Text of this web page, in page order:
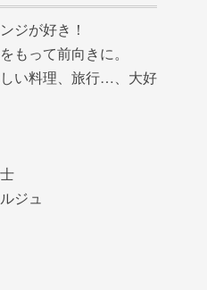
ジが好き！
もって前向きに。
い料理、旅行…、大好
ジュ